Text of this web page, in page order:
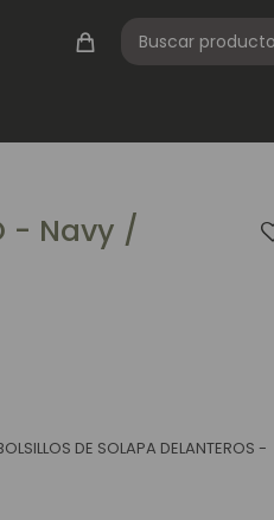
- Navy /
DE SOLAPA DELANTEROS -